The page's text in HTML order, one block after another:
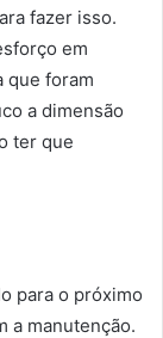
fazer isso.
em
que foram
a dimensão
ter que
para o próximo
a manutenção.